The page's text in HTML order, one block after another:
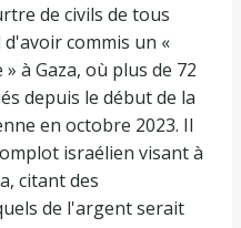
de civils de tous
d'avoir commis un «
à Gaza, où plus de 72
depuis le début de la
en octobre 2023. Il
israélien visant à
citant des
de l'argent serait